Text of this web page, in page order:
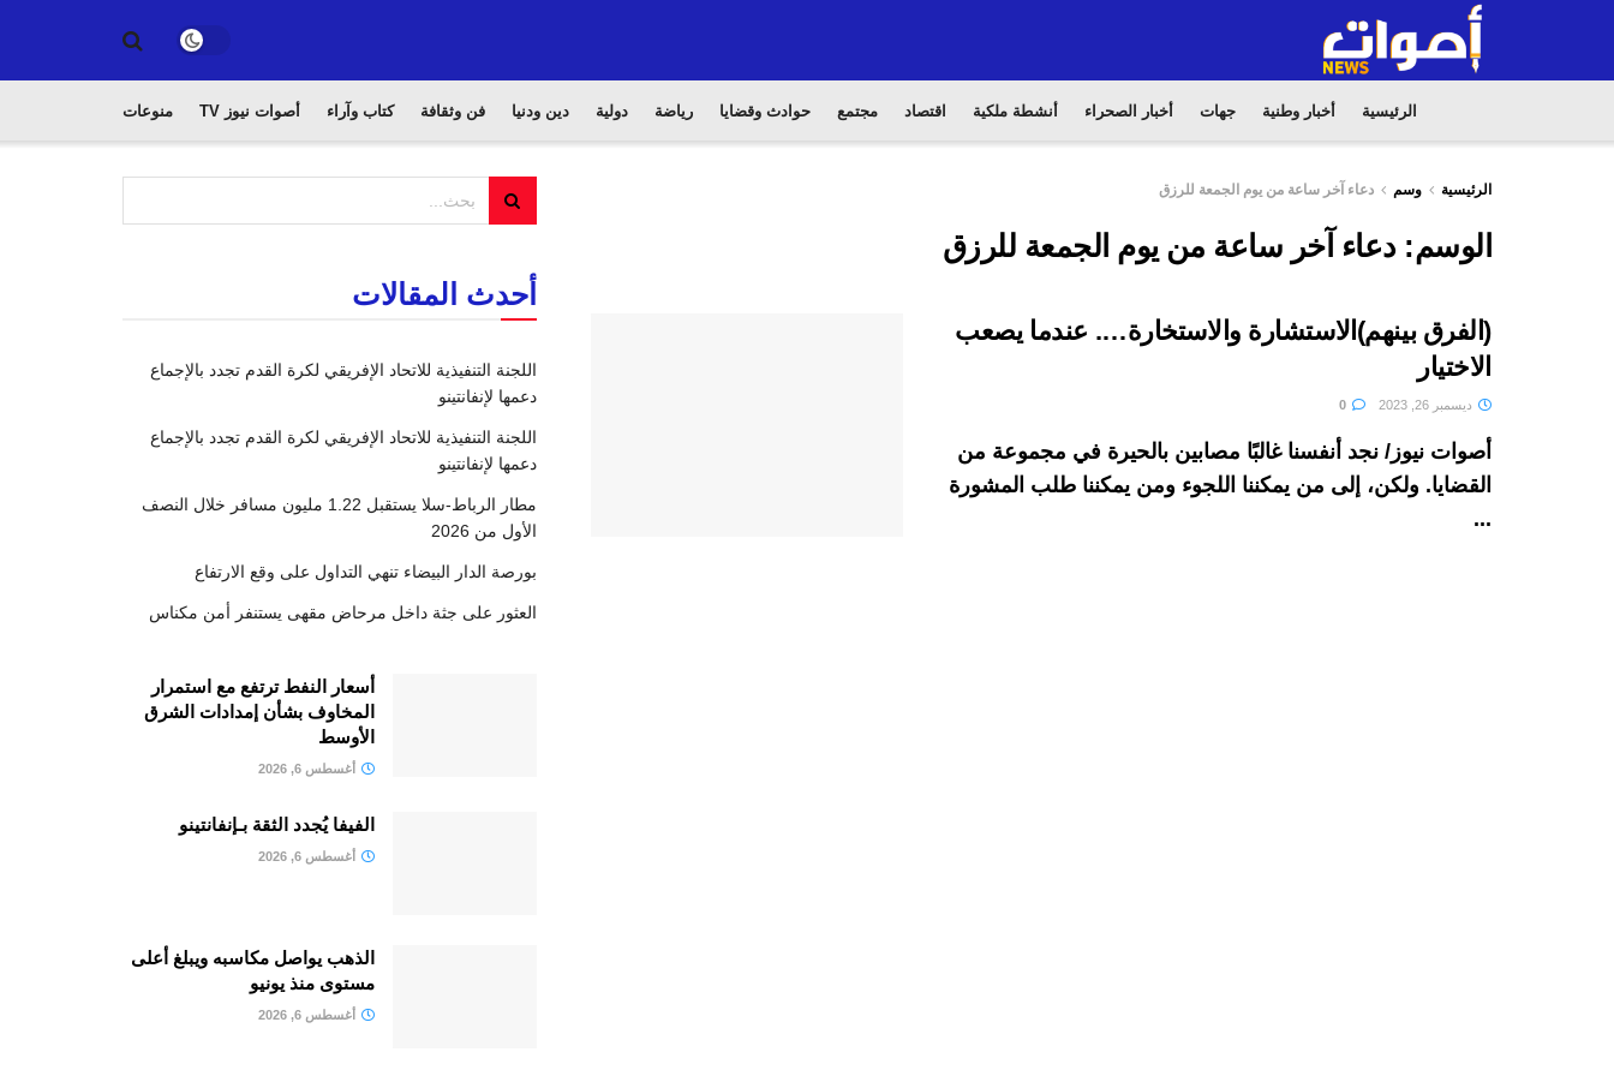
الرئيسية أخبار وطنية جهات أخبار الصحراء أنشطة ملكية اقتصاد مجتمع حوادث وقضايا رياضة دولية دين ودنيا فن وثقافة كتاب وآراء أصوات نيوز TV منوعات
الرئيسية وسم دعاء آخر ساعة من يوم الجمعة للرزق
الوسم:دعاء آخر ساعة من يوم الجمعة للرزق
(الفرق بينهم)الاستشارة والاستخارة…. عندما يصعب
الاختيار
ديسمبر 26, 2023
أصوات نيوز/ نجد أنفسنا غالبًا مصابين بالحيرة في مجموعة من
القضايا. ولكن، إلى من يمكننا اللجوء ومن يمكننا طلب المشورة
...
أحدث المقالات
اللجنة التنفيذية للاتحاد الإفريقي لكرة القدم تجدد بالإجماع
دعمها لإنفانتينو
اللجنة التنفيذية للاتحاد الإفريقي لكرة القدم تجدد بالإجماع
دعمها لإنفانتينو
مطار الرباط-سلا يستقبل 1.22 مليون مسافر خلال النصف
الأول من 2026
بورصة الدار البيضاء تنهي التداول على وقع الارتفاع
العثور على جثة داخل مرحاض مقهى يستنفر أمن مكناس
أسعار النفط ترتفع مع استمرار
المخاوف بشأن إمدادات الشرق
الأوسط
أغسطس 6, 2026
الفيفا يُجدد الثقة بـإنفانتينو
أغسطس 6, 2026
الذهب يواصل مكاسبه ويبلغ أعلى
مستوى منذ يونيو
أغسطس 6, 2026